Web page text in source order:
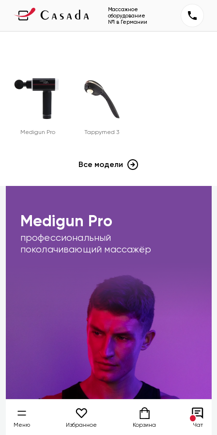
Массажное
оборудование
№1 в Германии
Medigun Pro Tappymed 3
Все модели
Medigun Pro
профессиональный
поколачивающий массажёр
Меню Избранное Корзина Чат